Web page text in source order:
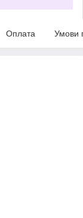
Оплата Умови